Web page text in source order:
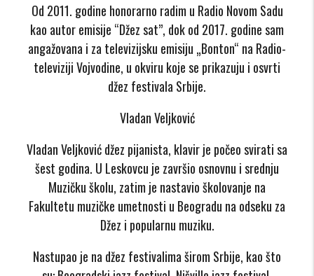
Od 2011. godine honorarno radim u Radio Novom Sadu
kao autor emisije “Džez sat”, dok od 2017. godine sam
angažovana i za televizijsku emisiju „Bonton“ na Radio-
televiziji Vojvodine, u okviru koje se prikazuju i osvrti
džez festivala Srbije.
Vladan Veljković
Vladan Veljković džez pijanista, klavir je počeo svirati sa
šest godina. U Leskovcu je završio osnovnu i srednju
Muzičku školu, zatim je nastavio školovanje na
Fakultetu muzičke umetnosti u Beogradu na odseku za
Džez i popularnu muziku.
Nastupao je na džez festivalima širom Srbije, kao što